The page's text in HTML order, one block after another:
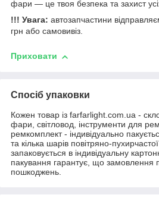
фари — це твоя безпека та захист
!!! Увага: автозапчастини
грн або самовивіз.
Приховати
Спосіб упаковки
Кожен товар із farfarlight.com.ua -
фари, світловод, інструменти для
ремкомплект - індивідуально
та кілька шарів повітряно-
запаковується в індивідуальну
пакування гарантує, що замовлення
пошкоджень.